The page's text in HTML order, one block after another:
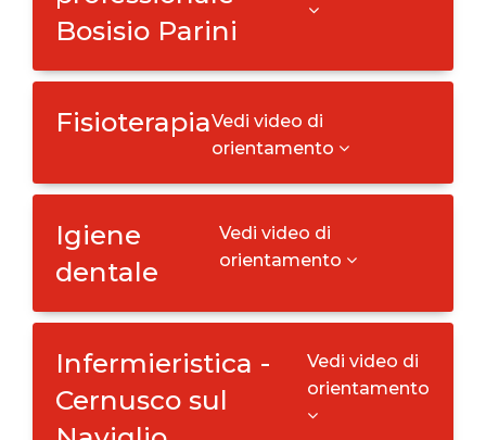
Bosisio Parini
FisioterapiaVedi video di
orientamento
Igiene
dentale
Vedi video di
orientamento
Infermieristica -
Cernusco sul
Vedi video di
orientamento